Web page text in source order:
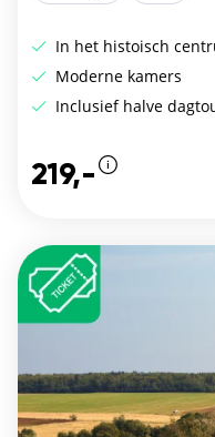
In het histoisch
Moderne kamers
Inclusief halve
219,-